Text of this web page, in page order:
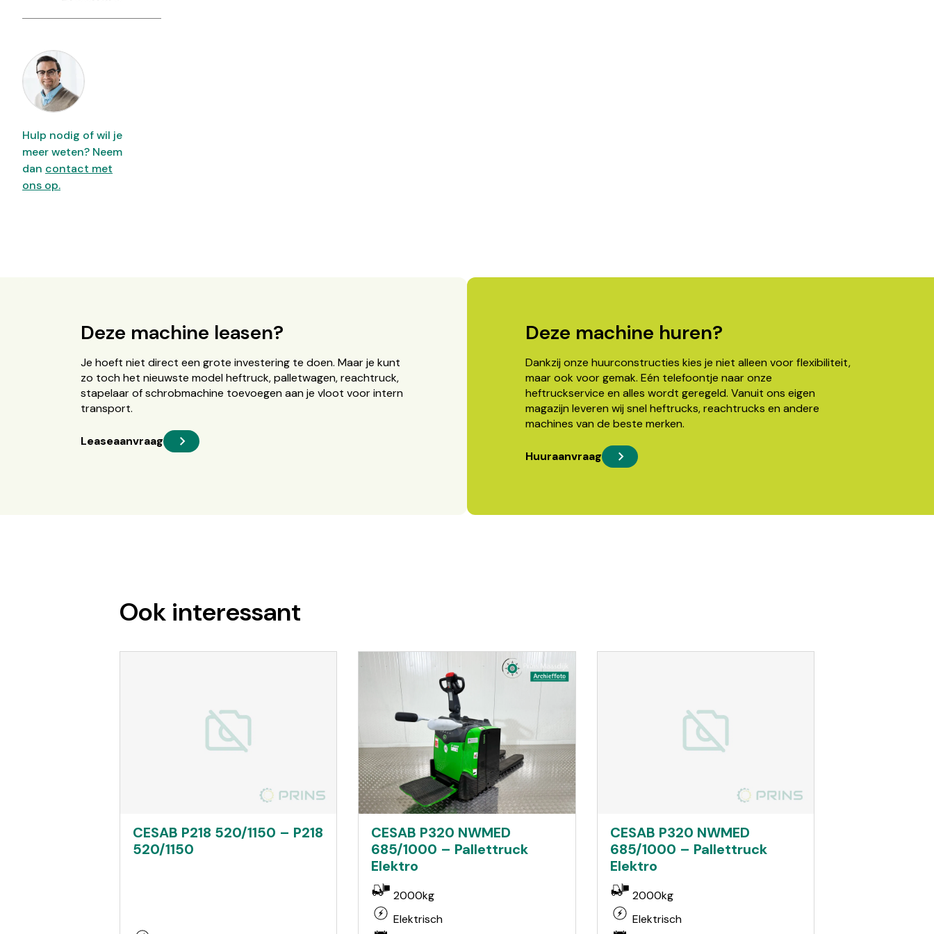
Hulp nodig of wil je
meer weten? Neem
dan contact met
ons op.
Deze machine leasen?
Je hoeft niet direct een grote investering te doen. Maar je kunt
zo toch het nieuwste model heftruck, palletwagen, reachtruck,
stapelaar of schrobmachine toevoegen aan je vloot voor intern
transport.
Leaseaanvraag
Deze machine huren?
Dankzij onze huurconstructies kies je niet alleen voor flexibiliteit,
maar ook voor gemak. Eén telefoontje naar onze
heftruckservice en alles wordt geregeld. Vanuit ons eigen
magazijn leveren wij snel heftrucks, reachtrucks en andere
machines van de beste merken.
Huuraanvraag
Ook interessant
CESAB P218 520/1150 – P218
520/1150
CESAB P320 NWMED
685/1000 – Pallettruck
Elektro
2000kg
Elektrisch
CESAB P320 NWMED
685/1000 – Pallettruck
Elektro
2000kg
Elektrisch